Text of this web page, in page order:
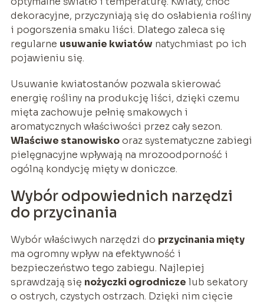
dekoracyjne, przyczyniają się do osłabienia rośliny
i pogorszenia smaku liści. Dlatego zaleca się
regularne usuwanie kwiatównatychmiast po ich
pojawieniu się.
Usuwanie kwiatostanów pozwala skierować
energię rośliny na produkcję liści, dzięki czemu
mięta zachowuje pełnię smakowych i
aromatycznych właściwości przez cały sezon.
Właściwe stanowiskooraz systematyczne zabiegi
pielęgnacyjne wpływają na mrozoodporność i
ogólną kondycję mięty w doniczce.
Wybór odpowiednich narzędzi
do przycinania
Wybór właściwych narzędzi do przycinania mięty
ma ogromny wpływ na efektywność i
bezpieczeństwo tego zabiegu. Najlepiej
sprawdzają się nożyczki ogrodnicze lub sekatory
o ostrych, czystych ostrzach. Dzięki nim cięcie